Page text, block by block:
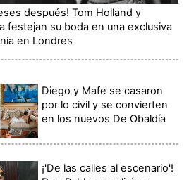
después! Tom Holland y
festejan su boda en una exclusiva
en Londres
Diego y Mafe se casaron
por lo civil y se convierten
en los nuevos De Obaldía
¡'De las calles al escenario'!